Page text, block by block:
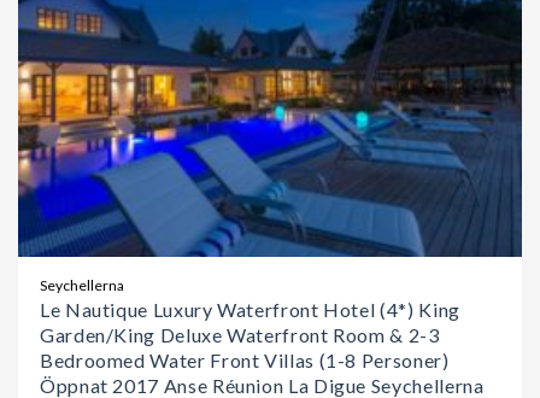
Seychellerna
Le Nautique Luxury Waterfront Hotel (4*) King
Garden/King Deluxe Waterfront Room & 2-3
Bedroomed Water Front Villas (1-8 Personer)
Öppnat 2017 Anse Réunion La Digue Seychellerna